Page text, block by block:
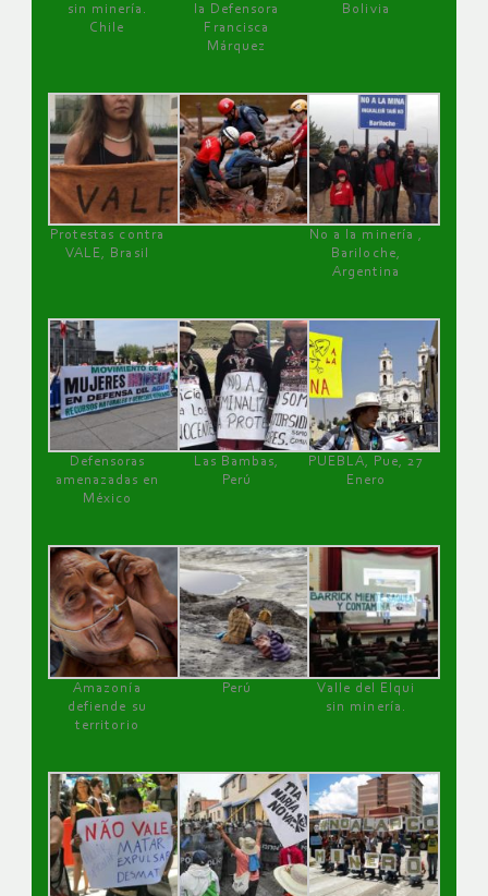
sin minería.
Chile
la Defensora
Francisca
Márquez
Bolivia
Protestas contra
VALE, Brasil
No a la minería ,
Bariloche,
Argentina
Defensoras
amenazadas en
México
Las Bambas,
Perú
PUEBLA, Pue, 27
Enero
Amazonía
defiende su
territorio
Perú
Valle del Elqui
sin minería.